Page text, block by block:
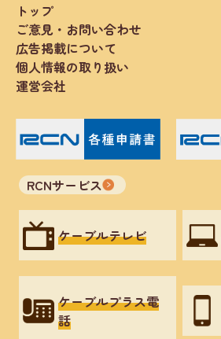
トップ
ご意見・お問い合わせ
広告掲載について
個人情報の取り扱い
運営会社
RCNサービス
ケーブルテレビ
ケーブルプラス電
話